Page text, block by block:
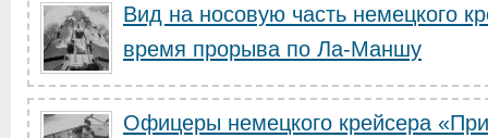
Вид на носовую часть немецкого
время прорыва по Ла-Маншу
Офицеры немецкого крейсера